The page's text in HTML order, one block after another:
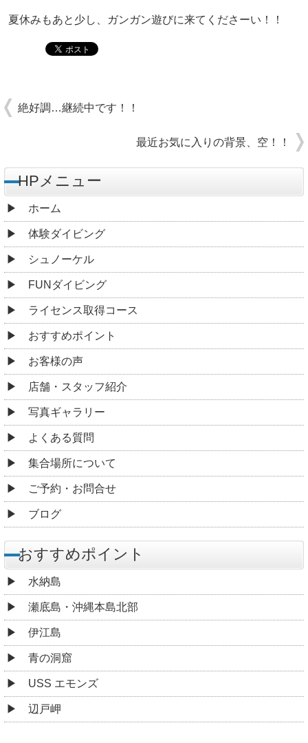
夏休みもあと少し、ガンガン遊びに来てくださーい！！
絶好調…継続中です！！
最近お気に入りの背景、空！！
HPメニュー
ホーム
体験ダイビング
シュノーケル
FUNダイビング
ライセンス取得コース
おすすめポイント
お客様の声
店舗・スタッフ紹介
写真ギャラリー
よくある質問
集合場所について
ご予約・お問合せ
ブログ
おすすめポイント
水納島
瀬底島・沖縄本島北部
伊江島
青の洞窟
USS エモンズ
辺戸岬